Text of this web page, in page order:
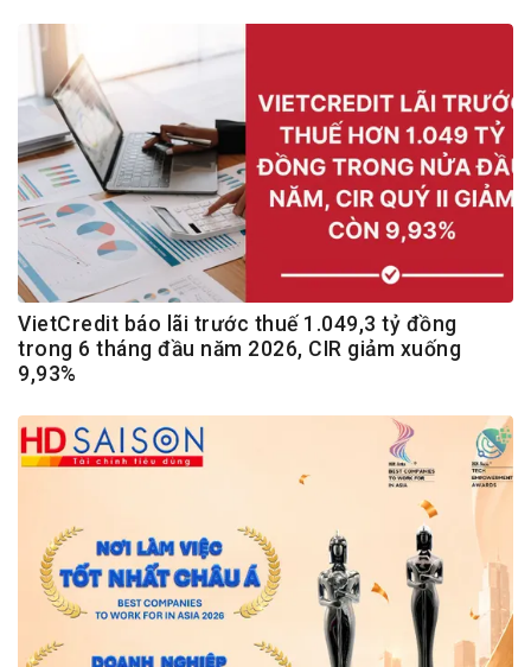
VietCredit báo lãi trước thuế 1.049,3 tỷ đồng
trong 6 tháng đầu năm 2026, CIR giảm xuống
9,93%